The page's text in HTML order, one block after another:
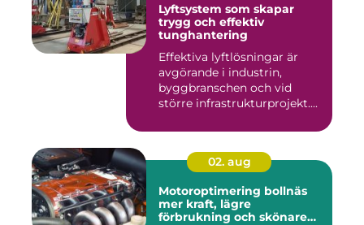
Lyftsystem som skapar
trygg och effektiv
tunghantering
Effektiva lyftlösningar är
avgörande i industrin,
byggbranschen och vid
större infrastrukturprojekt....
02. aug
Motoroptimering bollnäs
mer kraft, lägre
förbrukning och skönare